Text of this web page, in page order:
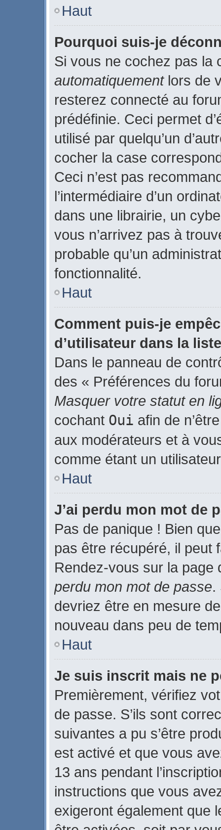
Haut
Pourquoi suis-je
Si vous ne cochez pas la
automatiquementlors de
resterez connecté au
prédéfinie. Ceci permet
utilisé par quelqu’un
cocher la case
Ceci n’est pas
l’intermédiaire d’un
dans une librairie, un
vous n’arrivez pas à
probable qu’un
fonctionnalité.
Haut
Comment puis-je
d’utilisateur dans la
Dans le panneau de
des « Préférences du
Masquer votre statut en
cochant Oui afin de
aux modérateurs et à
comme étant un
Haut
J’ai perdu mon mot de
Pas de panique ! Bien
pas être récupéré, il peut
Rendez-vous sur la
perdu mon mot de passe.
devriez être en mesure
nouveau dans peu de
Haut
Je suis inscrit mais ne
Premièrement, vérifiez
de passe. S’ils sont
suivantes a pu s’être
est activé et que vous
13 ans pendant
instructions que vous
exigeront également que